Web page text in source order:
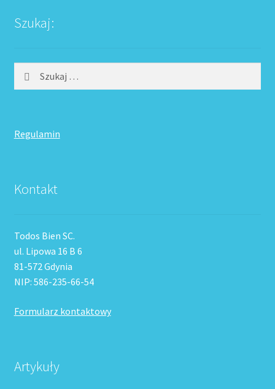
Szukaj:
Regulamin
Kontakt
Todos Bien SC.
ul. Lipowa 16 B 6
81-572 Gdynia
NIP: 586-235-66-54
Formularz kontaktowy
Artykuły